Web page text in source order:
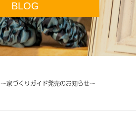
BLOG
～家づくりガイド発売のお知らせ～